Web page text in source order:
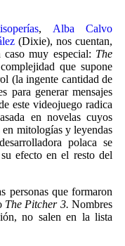
, Alba Calvo
(Dixie), nos cuentan,
muy especial: The
que supone
(la ingente cantidad de
para generar mensajes
este videojuego radica
en novelas cuyos
mitologías y leyendas
polaca se
efecto en el resto del
personas que formaron
The Pitcher 3. Nombres
no salen en la lista